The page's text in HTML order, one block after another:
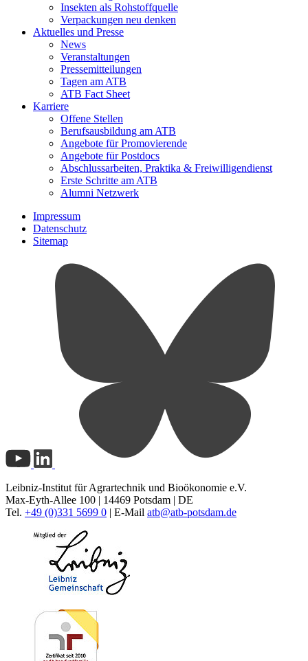
Insekten als Rohstoffquelle
Verpackungen neu denken
Aktuelles und Presse
News
Veranstaltungen
Pressemitteilungen
Tagen am ATB
ATB Fact Sheet
Karriere
Offene Stellen
Berufsausbildung am ATB
Angebote für Promovierende
Angebote für Postdocs
Abschlussarbeiten, Praktika & Freiwilligendienst
Erste Schritte am ATB
Alumni Netzwerk
Impressum
Datenschutz
Sitemap
Leibniz-Institut für Agrartechnik und Bioökonomie e.V.
Max-Eyth-Allee 100 | 14469 Potsdam | DE
Tel. +49 (0)331 5699 0 | E-Mail atb@atb-potsdam.de